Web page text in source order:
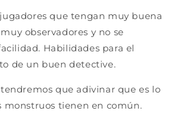
que tengan muy buena
observadores y no se
Habilidades para el
de un buen detective.
que adivinar que es lo
monstruos tienen en común.